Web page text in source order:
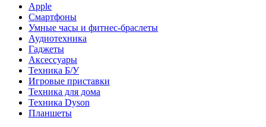
Apple
Смартфоны
Умные часы и фитнес-браслеты
Аудиотехника
Гаджеты
Аксессуары
Техника Б/У
Игровые приставки
Техника для дома
Техника Dyson
Планшеты